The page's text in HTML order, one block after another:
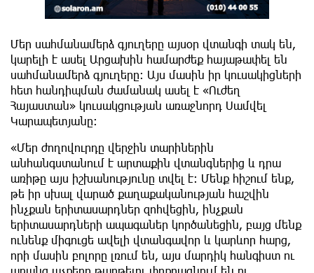
Մեր սահմանամերձ գյուղերը այսօր վտանգի տակ են,
կարելի է ասել Արցախին համարժեք հայաթափել են
սահմանամերձ գյուղերը: Այս մասին իր կուսակիցների
հետ հանդիպման ժամանակ ասել է «Ուժեղ
Հայաստան» կուսակցության առաջնորդ Սամվել
Կարապետյանը:
«Մեր ժողովուրդը վերջին տարիներին
անհանգստանում է արտաքին վտանգներից և դրա
առիթը այս իշխանությունը տվել է։ Մենք հիշում ենք,
թե իր սխալ վարած քաղաքականության հաշվին
ինչքան երիտասարդներ զոհվեցին, ինչքան
երիտասարդների ապագաներ կործանեցին, բայց մենք
ունենք միգուցե ավելի վտանգավոր և կարևոր հարց,
որի մասին բոլորը լռում են, այս մարդիկ հանգիստ ու